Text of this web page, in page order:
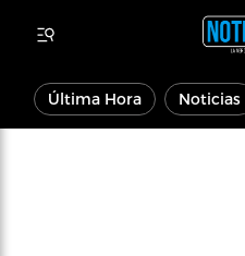
Última Hora Noticias